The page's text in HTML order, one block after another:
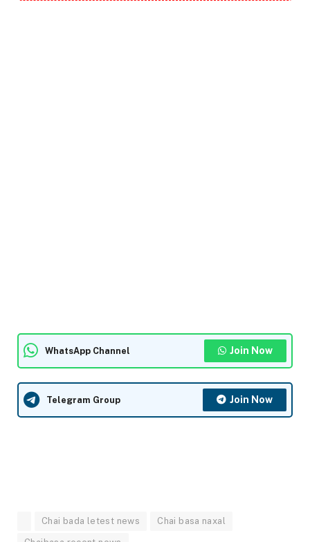
WhatsApp Channel Join Now
Telegram Group Join Now
Chai bada letest news Chai basa naxal